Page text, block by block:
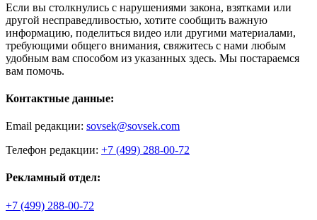
Если вы столкнулись с нарушениями закона, взятками или
другой несправедливостью, хотите сообщить важную
информацию, поделиться видео или другими материалами,
требующими общего внимания, свяжитесь с нами любым
удобным вам способом из указанных здесь. Мы постараемся
вам помочь.
Контактные данные:
Email редакции: sovsek@sovsek.com
Телефон редакции: +7 (499) 288-00-72
Рекламный отдел:
+7 (499) 288-00-72